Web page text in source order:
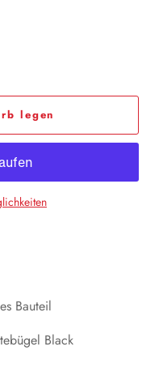
legen
Bauteil
Black